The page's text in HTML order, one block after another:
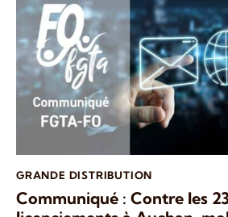
GRANDE DISTRIBUTION
Communiqué : Contre les